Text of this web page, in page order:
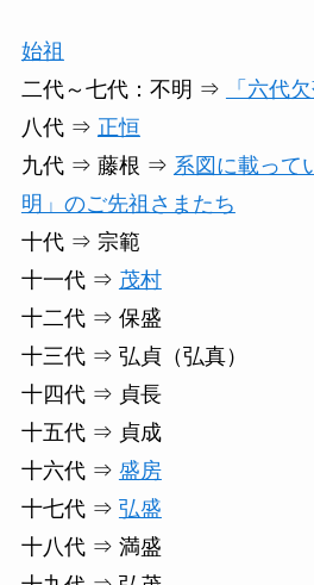
始祖
二代～七代：不明 ⇒
「六代
八代 ⇒ 正恒
九代 ⇒ 藤根 ⇒ 系図に載って
明」のご先祖さまたち
十代 ⇒ 宗範
十一代 ⇒ 茂村
十二代 ⇒ 保盛
十三代 ⇒ 弘貞（弘真）
十四代 ⇒ 貞長
十五代 ⇒ 貞成
十六代 ⇒ 盛房
十七代 ⇒ 弘盛
十八代 ⇒ 満盛